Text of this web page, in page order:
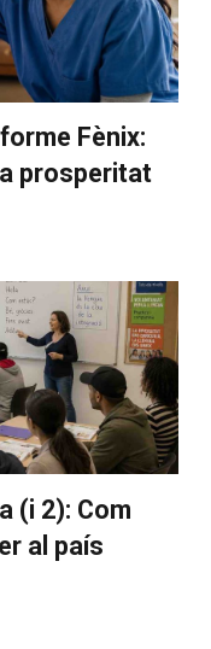
Fènix:
prosperitat
(i 2): Com
al país